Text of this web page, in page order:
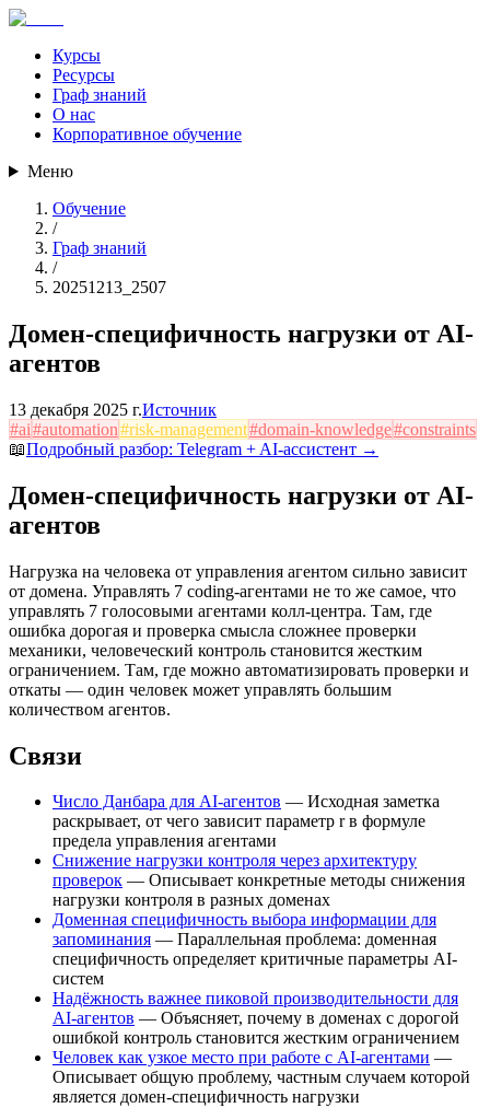
Курсы
Ресурсы
Граф знаний
О нас
Корпоративное обучение
Меню
Обучение
/
Граф знаний
/
20251213_2507
Домен-специфичность нагрузки от AI-
агентов
13 декабря 2025 г.Источник
#ai#automation#risk-management#domain-knowledge#constraints
📖Подробный разбор: Telegram + AI-ассистент →
Домен-специфичность нагрузки от AI-
агентов
Нагрузка на человека от управления агентом сильно зависит
от домена. Управлять 7 coding-агентами не то же самое, что
управлять 7 голосовыми агентами колл-центра. Там, где
ошибка дорогая и проверка смысла сложнее проверки
механики, человеческий контроль становится жестким
ограничением. Там, где можно автоматизировать проверки и
откаты — один человек может управлять большим
количеством агентов.
Связи
Число Данбара для AI-агентов — Исходная заметка
раскрывает, от чего зависит параметр r в формуле
предела управления агентами
Снижение нагрузки контроля через архитектуру
проверок — Описывает конкретные методы снижения
нагрузки контроля в разных доменах
Доменная специфичность выбора информации для
запоминания — Параллельная проблема: доменная
специфичность определяет критичные параметры AI-
систем
Надёжность важнее пиковой производительности для
AI-агентов — Объясняет, почему в доменах с дорогой
ошибкой контроль становится жестким ограничением
Человек как узкое место при работе с AI-агентами —
Описывает общую проблему, частным случаем которой
является домен-специфичность нагрузки